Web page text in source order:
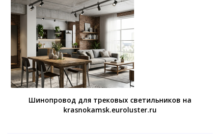
Шинопровод для трековых светильников на
krasnokamsk.euroluster.ru